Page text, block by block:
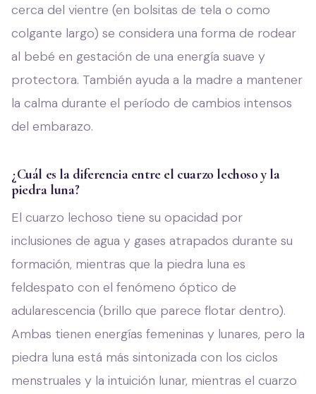
cerca del vientre (en bolsitas de tela o como
colgante largo) se considera una forma de rodear
al bebé en gestación de una energía suave y
protectora. También ayuda a la madre a mantener
la calma durante el período de cambios intensos
del embarazo.
¿Cuál es la diferencia entre el cuarzo lechoso y la
piedra luna?
El cuarzo lechoso tiene su opacidad por
inclusiones de agua y gases atrapados durante su
formación, mientras que la piedra luna es
feldespato con el fenómeno óptico de
adularescencia (brillo que parece flotar dentro).
Ambas tienen energías femeninas y lunares, pero la
piedra luna está más sintonizada con los ciclos
menstruales y la intuición lunar, mientras el cuarzo